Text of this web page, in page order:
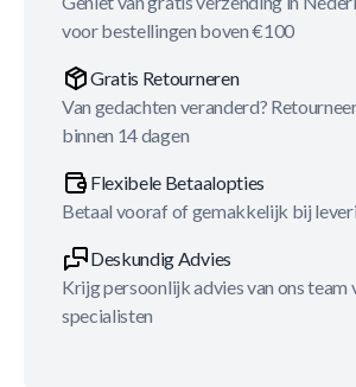
voor bestellingen boven €100
Gratis Retourneren
Van gedachten veranderd?
binnen 14 dagen
Flexibele Betaalopties
Betaal vooraf of gemakkelijk bij
Deskundig Advies
Krijg persoonlijk advies van ons team
specialisten